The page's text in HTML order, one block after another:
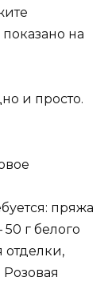
на
и просто.
пряжа
г белого
отделки,
Розовая